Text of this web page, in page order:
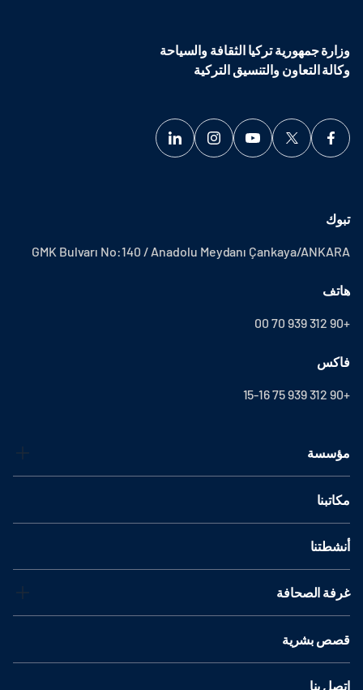
وزارة جمهورية تركيا الثقافة والسياحة
وكالة التعاون والتنسيق التركية
تبوك
GMK Bulvarı No:140 / Anadolu Meydanı Çankaya/ANKARA
هاتف
+90 312 939 70 00
فاكس
+90 312 939 75 15-16
مؤسسة
مكاتبنا
أنشطتنا
غرفة الصحافة
قصص بشرية
اتصل بنا